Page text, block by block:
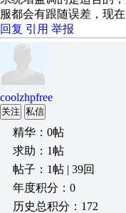
服都会有跟随误差，现
回复 引用 举报
coolzhpfree
关注 私信
精华：0帖
求助：1帖
帖子：1帖 | 39回
年度积分：0
历史总积分：172